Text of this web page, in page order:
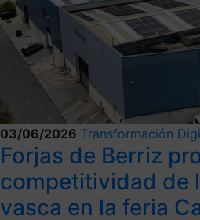
03/06/2026 Transformación
Forjas de Berriz
competitividad de
vasca en la feria